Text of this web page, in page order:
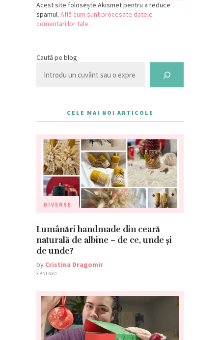
Acest site folosește Akismet pentru a reduce
spamul. Află cum sunt procesate datele
comentariilor tale.
Caută pe blog
CELE MAI NOI ARTICOLE
DIVERSE
Lumânări handmade din ceară
naturală de albine – de ce, unde și
de unde?
by Cristina Dragomir
3 ANI AGO